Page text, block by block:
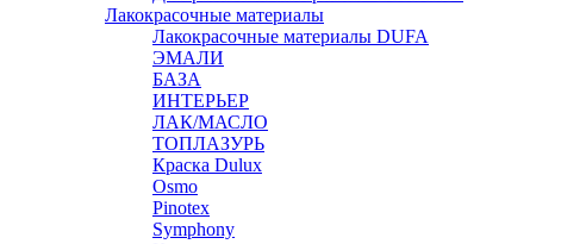
Лакокрасочные материалы
Лакокрасочные материалы DUFA
ЭМАЛИ
БАЗА
ИНТЕРЬЕР
ЛАК/МАСЛО
ТОПЛАЗУРЬ
Краска Dulux
Osmo
Pinotex
Symphony